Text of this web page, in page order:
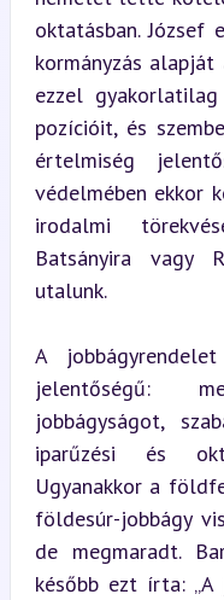
oktatásban. József
kormányzás
ezzel
pozícióit, és
értelmiség
védelmében ekkor
irodalmi
Batsányira vagy
utalunk.
A
jelentőségű:
jobbágyságot,
iparűzési és
Ugyanakkor a
földesúr-jobbágy
de megmaradt.
később ezt írta: „A